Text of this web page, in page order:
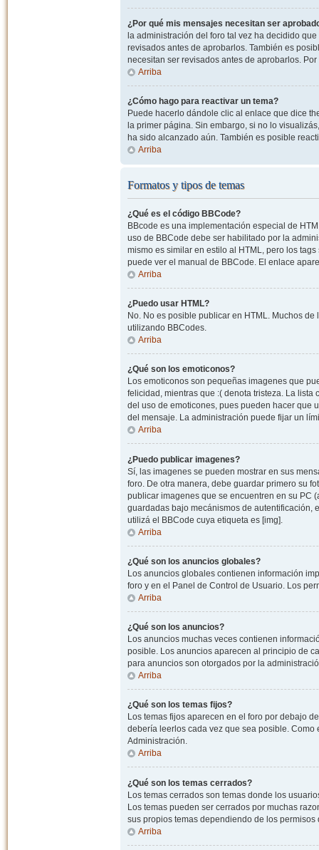
¿Por qué mis mensajes necesitan ser
la administración del foro tal vez ha decidido
revisados antes de aprobarlos. También es
necesitan ser revisados antes de aprobarlos.
Arriba
¿Cómo hago para reactivar un tema?
Puede hacerlo dándole clic al enlace que dice
la primer página. Sin embargo, si no lo
ha sido alcanzado aún. También es posible
Arriba
Formatos y tipos de temas
¿Qué es el código BBCode?
BBcode es una implementación especial de
uso de BBCode debe ser habilitado por la
mismo es similar en estilo al HTML, pero los
puede ver el manual de BBCode. El enlace
Arriba
¿Puedo usar HTML?
No. No es posible publicar en HTML. Muchos
utilizando BBCodes.
Arriba
¿Qué son los emoticonos?
Los emoticonos son pequeñas imagenes que
felicidad, mientras que :( denota tristeza. La
del uso de emoticones, pues pueden hacer que
del mensaje. La administración puede fijar un
Arriba
¿Puedo publicar imagenes?
Sí, las imagenes se pueden mostrar en sus
foro. De otra manera, debe guardar primero su
publicar imagenes que se encuentren en su PC
guardadas bajo mecánismos de autentificación,
utilizá el BBCode cuya etiqueta es [img].
Arriba
¿Qué son los anuncios globales?
Los anuncios globales contienen información
foro y en el Panel de Control de Usuario. Los
Arriba
¿Qué son los anuncios?
Los anuncios muchas veces contienen
posible. Los anuncios aparecen al principio de
para anuncios son otorgados por la
Arriba
¿Qué son los temas fijos?
Los temas fijos aparecen en el foro por debajo
debería leerlos cada vez que sea posible.
Administración.
Arriba
¿Qué son los temas cerrados?
Los temas cerrados son temas donde los
Los temas pueden ser cerrados por muchas
sus propios temas dependiendo de los
Arriba